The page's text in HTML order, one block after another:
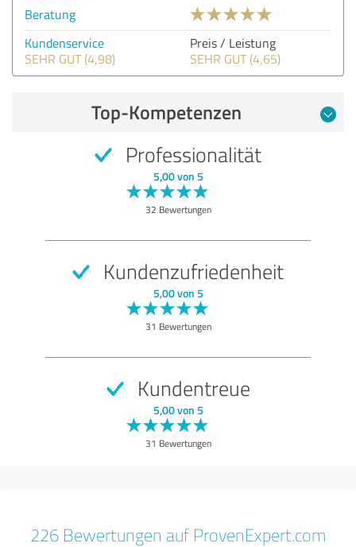
Beratung
Kundenservice
SEHR GUT (4,98)
Preis / Leistung
SEHR GUT (4,65)
Top-Kompetenzen
Professionalität
5,00 von 5
32 Bewertungen
Kundenzufriedenheit
5,00 von 5
31 Bewertungen
Kundentreue
5,00 von 5
31 Bewertungen
226 Bewertungen auf ProvenExpert.com